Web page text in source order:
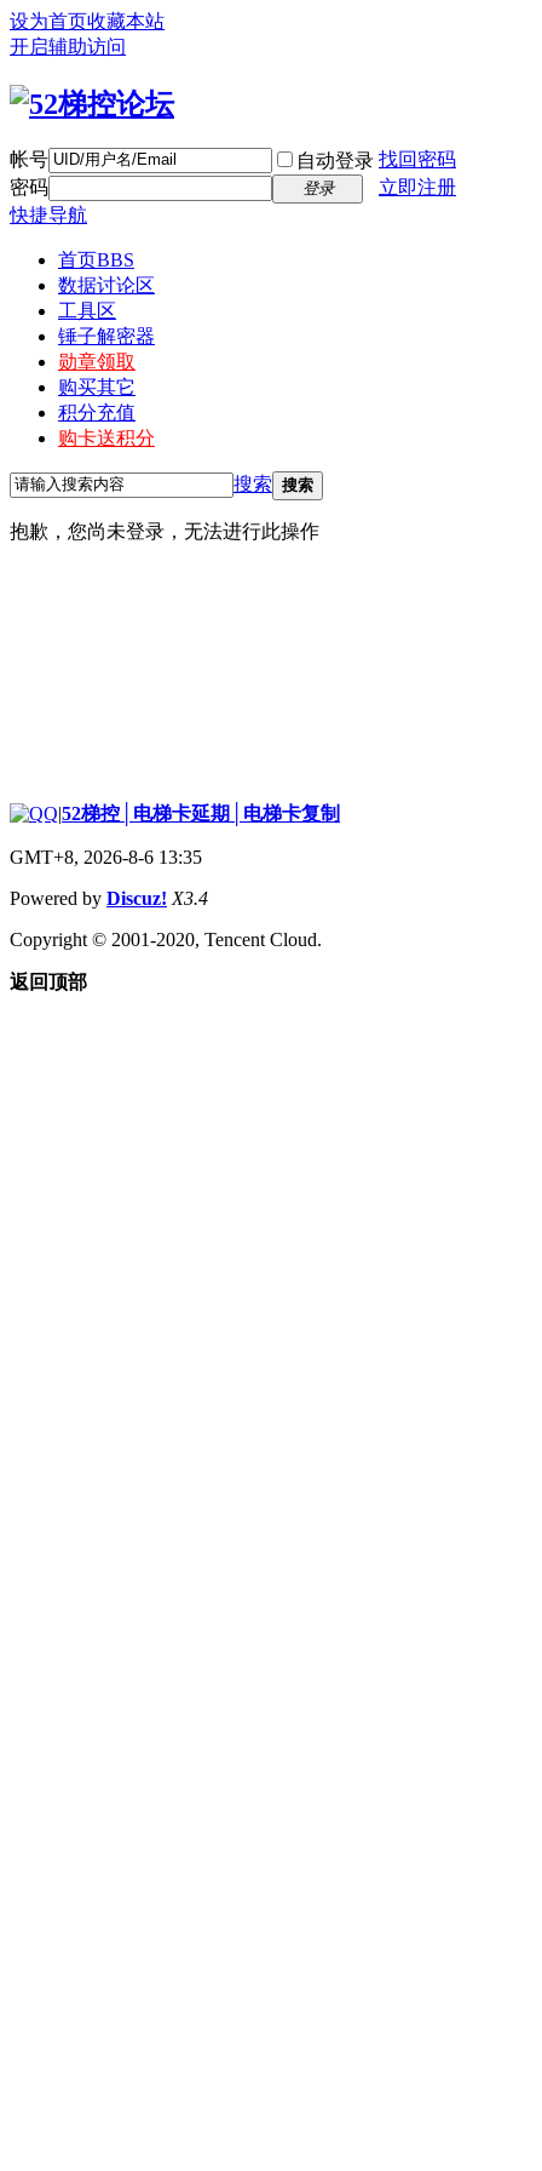
设为首页收藏本站
开启辅助访问
帐号 自动登录 找回密码
密码
登录
立即注册
快捷导航
首页BBS
数据讨论区
工具区
锤子解密器
勋章领取
购买其它
积分充值
购卡送积分
搜索 搜索
抱歉，您尚未登录，无法进行此操作
|52梯控│电梯卡延期│电梯卡复制
GMT+8, 2026-8-6 13:35
Powered by Discuz! X3.4
Copyright © 2001-2020, Tencent Cloud.
返回顶部